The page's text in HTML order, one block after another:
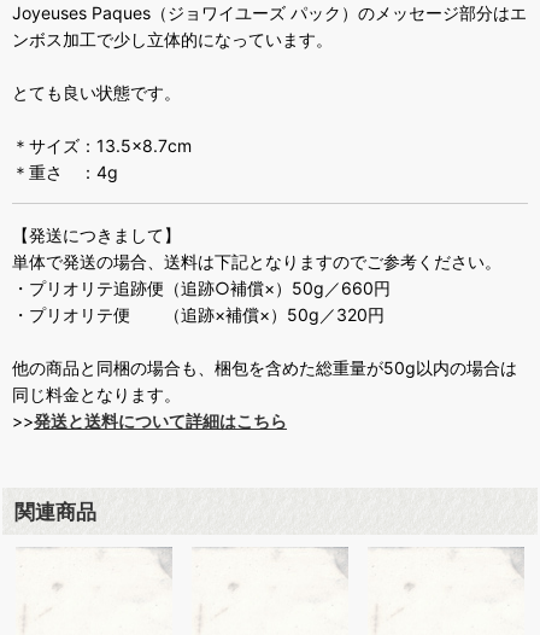
Joyeuses Paques（ジョワイユーズ パック）のメッセージ部分はエ
ンボス加工で少し立体的になっています。
とても良い状態です。
＊サイズ：13.5×8.7cm
＊重さ ：4g
【発送につきまして】
単体で発送の場合、送料は下記となりますのでご参考ください。
・プリオリテ追跡便（追跡○補償×）50g／660円
・プリオリテ便 （追跡×補償×）50g／320円
他の商品と同梱の場合も、梱包を含めた総重量が50g以内の場合は
同じ料金となります。
>>発送と送料について詳細はこちら
関連商品